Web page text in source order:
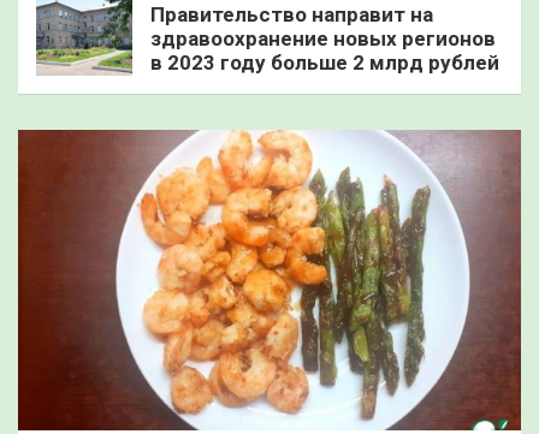
Правительство направит на
здравоохранение новых регионов
в 2023 году больше 2 млрд рублей